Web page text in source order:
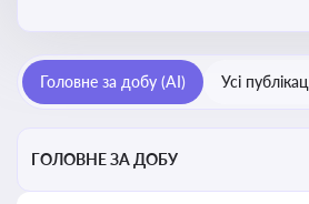
військовослужбовців у воєнний час
Головне за добу (AI) Усі
ГОЛОВНЕ ЗА ДОБУ